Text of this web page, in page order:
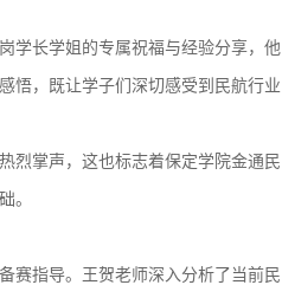
学长学姐的专属祝福与经验分享，他
悟，既让学子们深切感受到民航行业
烈掌声，这也标志着保定学院金通民
。
赛指导。王贺老师深入分析了当前民